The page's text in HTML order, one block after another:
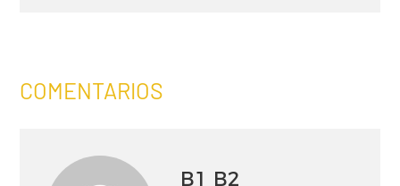
COMENTARIOS
B1 B2